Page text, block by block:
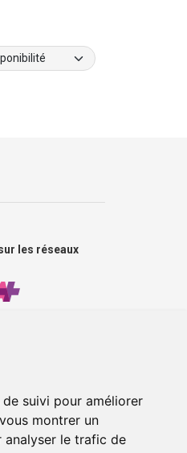
suivi pour améliorer
montrer un
analyser le trafic de
les réseaux